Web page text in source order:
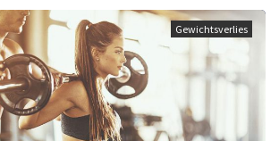
Gewichtsverlies